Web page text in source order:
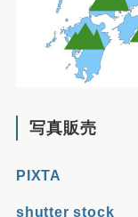
写真販売
PIXTA
shutter stock